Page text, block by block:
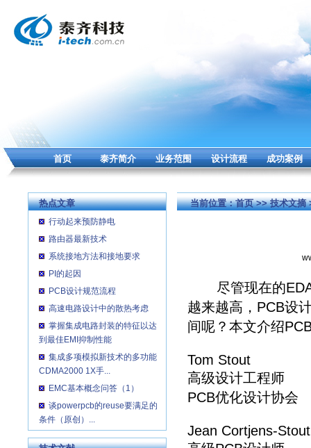
首页 泰齐简介 业务范围 设计流程 成功案例
热点文章
行动起来预防静电
路由器最新技术
系统接地方法和接地要求
PI的起因
PCB设计规范流程
高速电路设计中的散热考虑
掌握集成电路封装的特征以达
到最佳EMI抑制性能
集成多项模拟新技术的多功能
CDMA2000 1X手...
EMC基本概念问答（1）
谈powerpcb的reuse要满足的
条件（原创）...
当前位置：首页>>技术文摘
尽管现在的EDA
越来越高，PCB设
间呢？本文介绍
Tom Stout
高级设计工程师
PCB优化设计协会
Jean Cortjens-Stout